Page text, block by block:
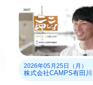
2026年05月25日（月）
株式会社CAMPS有田川